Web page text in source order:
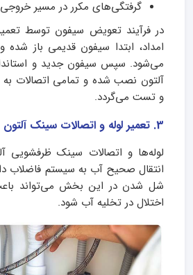
گرفتگی‌های مکرر در مسیر خروجی
در فرآیند تعویض سیفون توسط
امداد، ابتدا سیفون قدیمی باز شده
می‌شود. سپس سیفون جدید و
آلتون نصب شده و تمامی اتصالات
و تست می‌گردد.
3. تعمیر لوله و اتصالات سینک آلتون
لوله‌ها و اتصالات سینک
انتقال صحیح آب به سیستم فاضلاب
شل شدن در این بخش می‌تواند
اختلال در تخلیه آب شود.